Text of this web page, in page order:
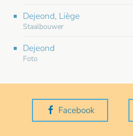
Dejeond, Liège
Staalbouwer
Dejeond
Foto
Facebook